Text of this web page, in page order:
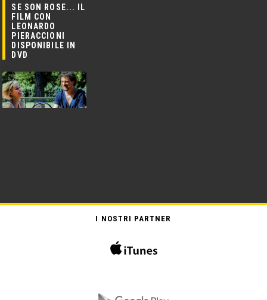
SE SON ROSE... IL
FILM CON
LEONARDO
PIERACCIONI
DISPONIBILE IN
DVD
I NOSTRI PARTNER